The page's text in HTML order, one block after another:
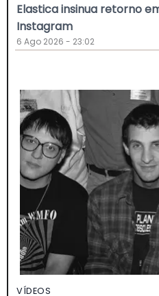
Elastica insinua retorno
Instagram
6 Ago 2026 - 23:02
VÍDEOS